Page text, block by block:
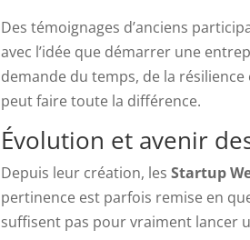
Des témoignages d’anciens
avec l’idée que démarrer une
demande du temps, de la
peut faire toute la différence.
Évolution et avenir
Depuis leur création, lesStartup
pertinence est parfois remise en
suffisent pas pour vraiment lancer